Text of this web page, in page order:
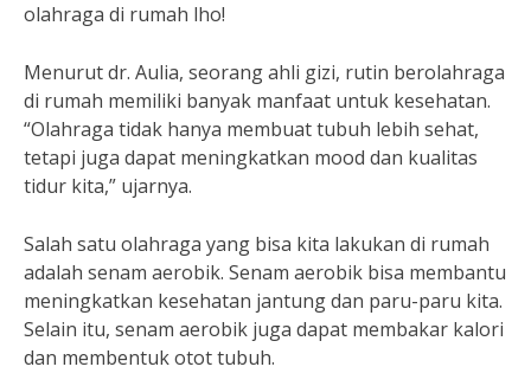
olahraga di rumah lho!
Menurut dr. Aulia, seorang ahli gizi, rutin berolahraga
di rumah memiliki banyak manfaat untuk kesehatan.
“Olahraga tidak hanya membuat tubuh lebih sehat,
tetapi juga dapat meningkatkan mood dan kualitas
tidur kita,” ujarnya.
Salah satu olahraga yang bisa kita lakukan di rumah
adalah senam aerobik. Senam aerobik bisa membantu
meningkatkan kesehatan jantung dan paru-paru kita.
Selain itu, senam aerobik juga dapat membakar kalori
dan membentuk otot tubuh.